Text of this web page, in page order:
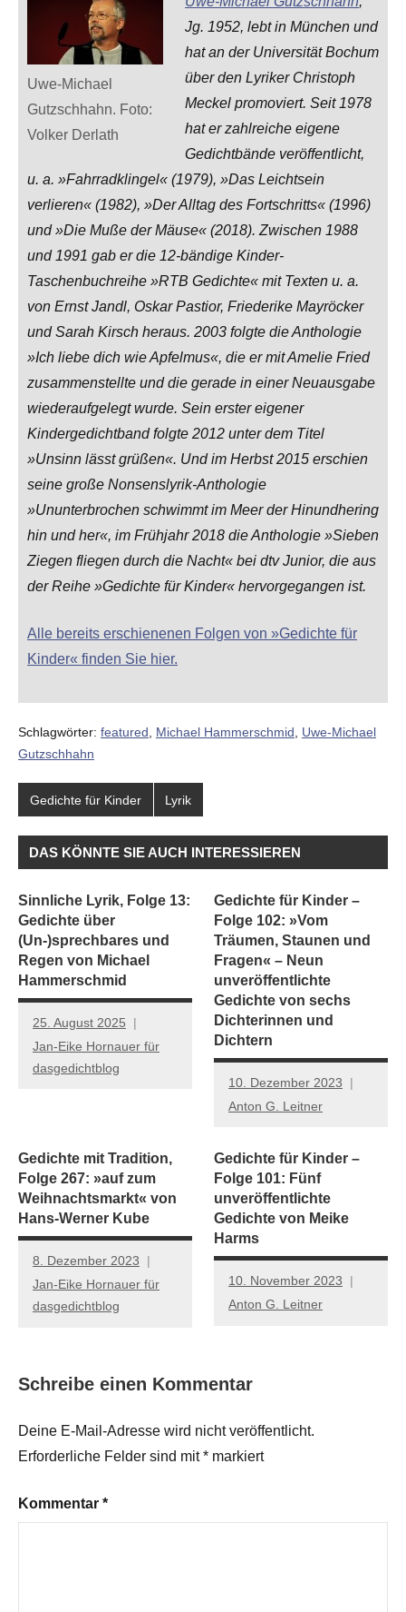
Uwe-Michael
Gutzschhahn. Foto:
Volker Derlath
Jg. 1952, lebt in München und
hat an der Universität Bochum
über den Lyriker Christoph
Meckel promoviert. Seit 1978
hat er zahlreiche eigene
Gedichtbände veröffentlicht,
u. a. »Fahrradklingel« (1979), »Das Leichtsein
verlieren« (1982), »Der Alltag des Fortschritts« (1996)
und »Die Muße der Mäuse« (2018). Zwischen 1988
und 1991 gab er die 12-bändige Kinder-
Taschenbuchreihe »RTB Gedichte« mit Texten u. a.
von Ernst Jandl, Oskar Pastior, Friederike Mayröcker
und Sarah Kirsch heraus. 2003 folgte die Anthologie
»Ich liebe dich wie Apfelmus«, die er mit Amelie Fried
zusammenstellte und die gerade in einer Neuausgabe
wiederaufgelegt wurde. Sein erster eigener
Kindergedichtband folgte 2012 unter dem Titel
»Unsinn lässt grüßen«. Und im Herbst 2015 erschien
seine große Nonsenslyrik-Anthologie
»Ununterbrochen schwimmt im Meer der Hinundhering
hin und her«, im Frühjahr 2018 die Anthologie »Sieben
Ziegen fliegen durch die Nacht« bei dtv Junior, die aus
der Reihe »Gedichte für Kinder« hervorgegangen ist.
Alle bereits erschienenen Folgen von »Gedichte für
Kinder« finden Sie hier.
Schlagwörter: featured, Michael Hammerschmid, Uwe-Michael
Gutzschhahn
Gedichte für Kinder Lyrik
DAS KÖNNTE SIE AUCH INTERESSIEREN
Sinnliche Lyrik, Folge 13:
Gedichte über
(Un-)sprechbares und
Regen von Michael
Hammerschmid
25. August 2025
Jan-Eike Hornauer für
dasgedichtblog
Gedichte für Kinder –
Folge 102: »Vom
Träumen, Staunen und
Fragen« – Neun
unveröffentlichte
Gedichte von sechs
Dichterinnen und
Dichtern
10. Dezember 2023
Anton G. Leitner
Gedichte mit Tradition,
Folge 267: »auf zum
Weihnachtsmarkt« von
Hans-Werner Kube
8. Dezember 2023
Jan-Eike Hornauer für
dasgedichtblog
Gedichte für Kinder –
Folge 101: Fünf
unveröffentlichte
Gedichte von Meike
Harms
10. November 2023
Anton G. Leitner
Schreibe einen Kommentar
Deine E-Mail-Adresse wird nicht veröffentlicht.
Erforderliche Felder sind mit* markiert
Kommentar *